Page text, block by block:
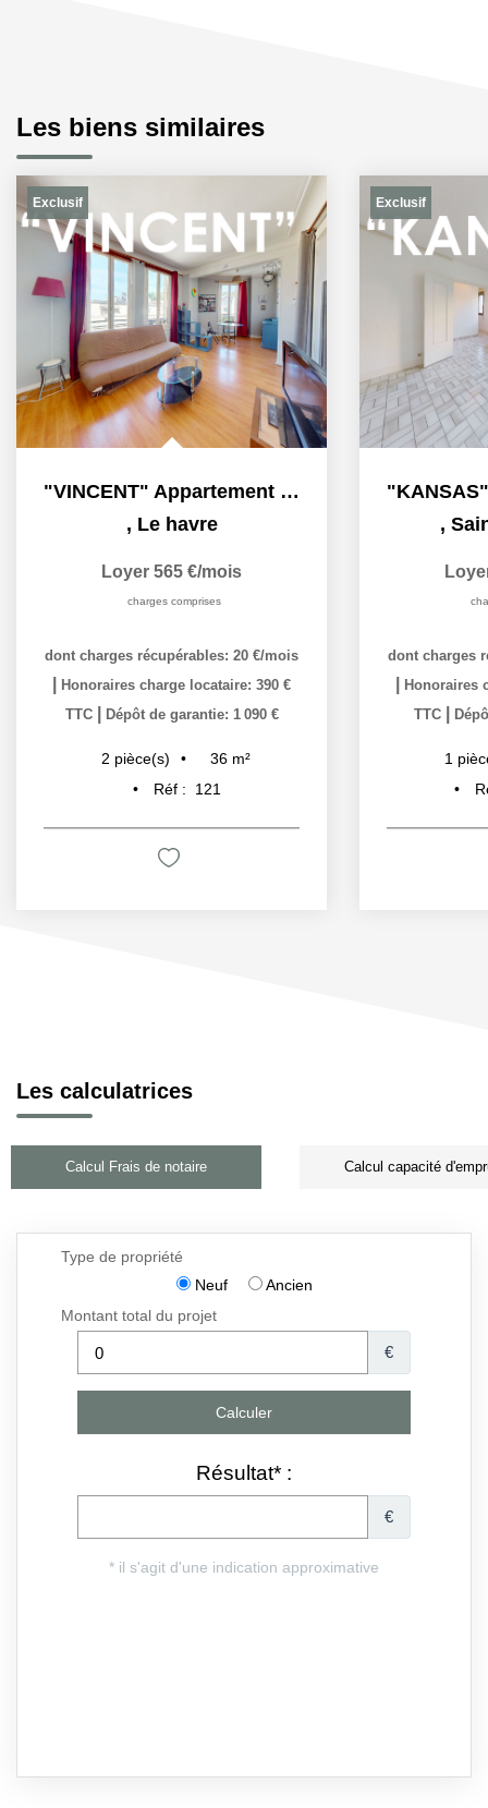
Les biens similaires
Exclusif
"VINCENT" Appartement F2 meublé à louer en exclusivité à Le...
, Le havre
Loyer 565 €/mois
charges comprises
dont charges récupérables: 20 €/mois
Honoraires charge locataire: 390 €
TTC
Dépôt de garantie: 1 090 €
2 pièce(s) 36 m²
Réf :
121
Exclusif
,
dont charges
Honoraires
TTC
1
Les calculatrices
Calcul Frais de notaire Calcul capacité